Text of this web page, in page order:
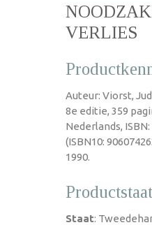
VERLIES
Auteur: Viorst,
8e editie, 359
Nederlands, ISBN:
(ISBN10:
1990.
Productstaat
Staat: